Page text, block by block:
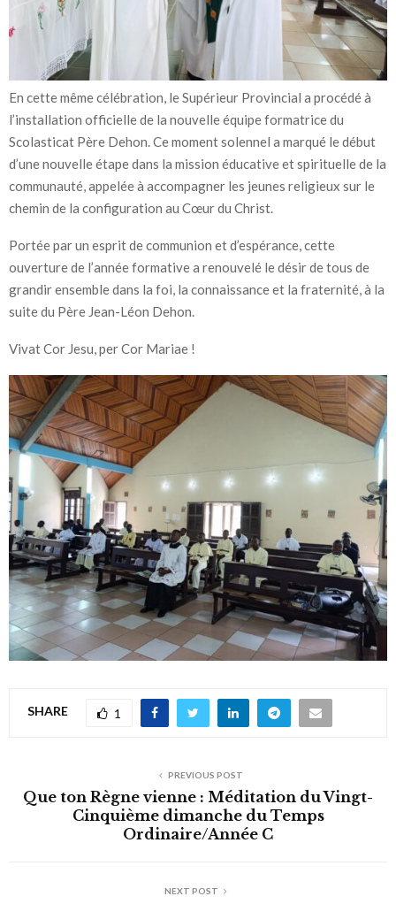
En cette même célébration, le Supérieur Provincial a procédé à
l’installation officielle de la nouvelle équipe formatrice du
Scolasticat Père Dehon. Ce moment solennel a marqué le début
d’une nouvelle étape dans la mission éducative et spirituelle de la
communauté, appelée à accompagner les jeunes religieux sur le
chemin de la configuration au Cœur du Christ.
Portée par un esprit de communion et d’espérance, cette
ouverture de l’année formative a renouvelé le désir de tous de
grandir ensemble dans la foi, la connaissance et la fraternité, à la
suite du Père Jean-Léon Dehon.
Vivat Cor Jesu, per Cor Mariae !
SHARE 1
PREVIOUS POST
Que ton Règne vienne : Méditation du Vingt-
Cinquième dimanche du Temps
Ordinaire/Année C
NEXT POST